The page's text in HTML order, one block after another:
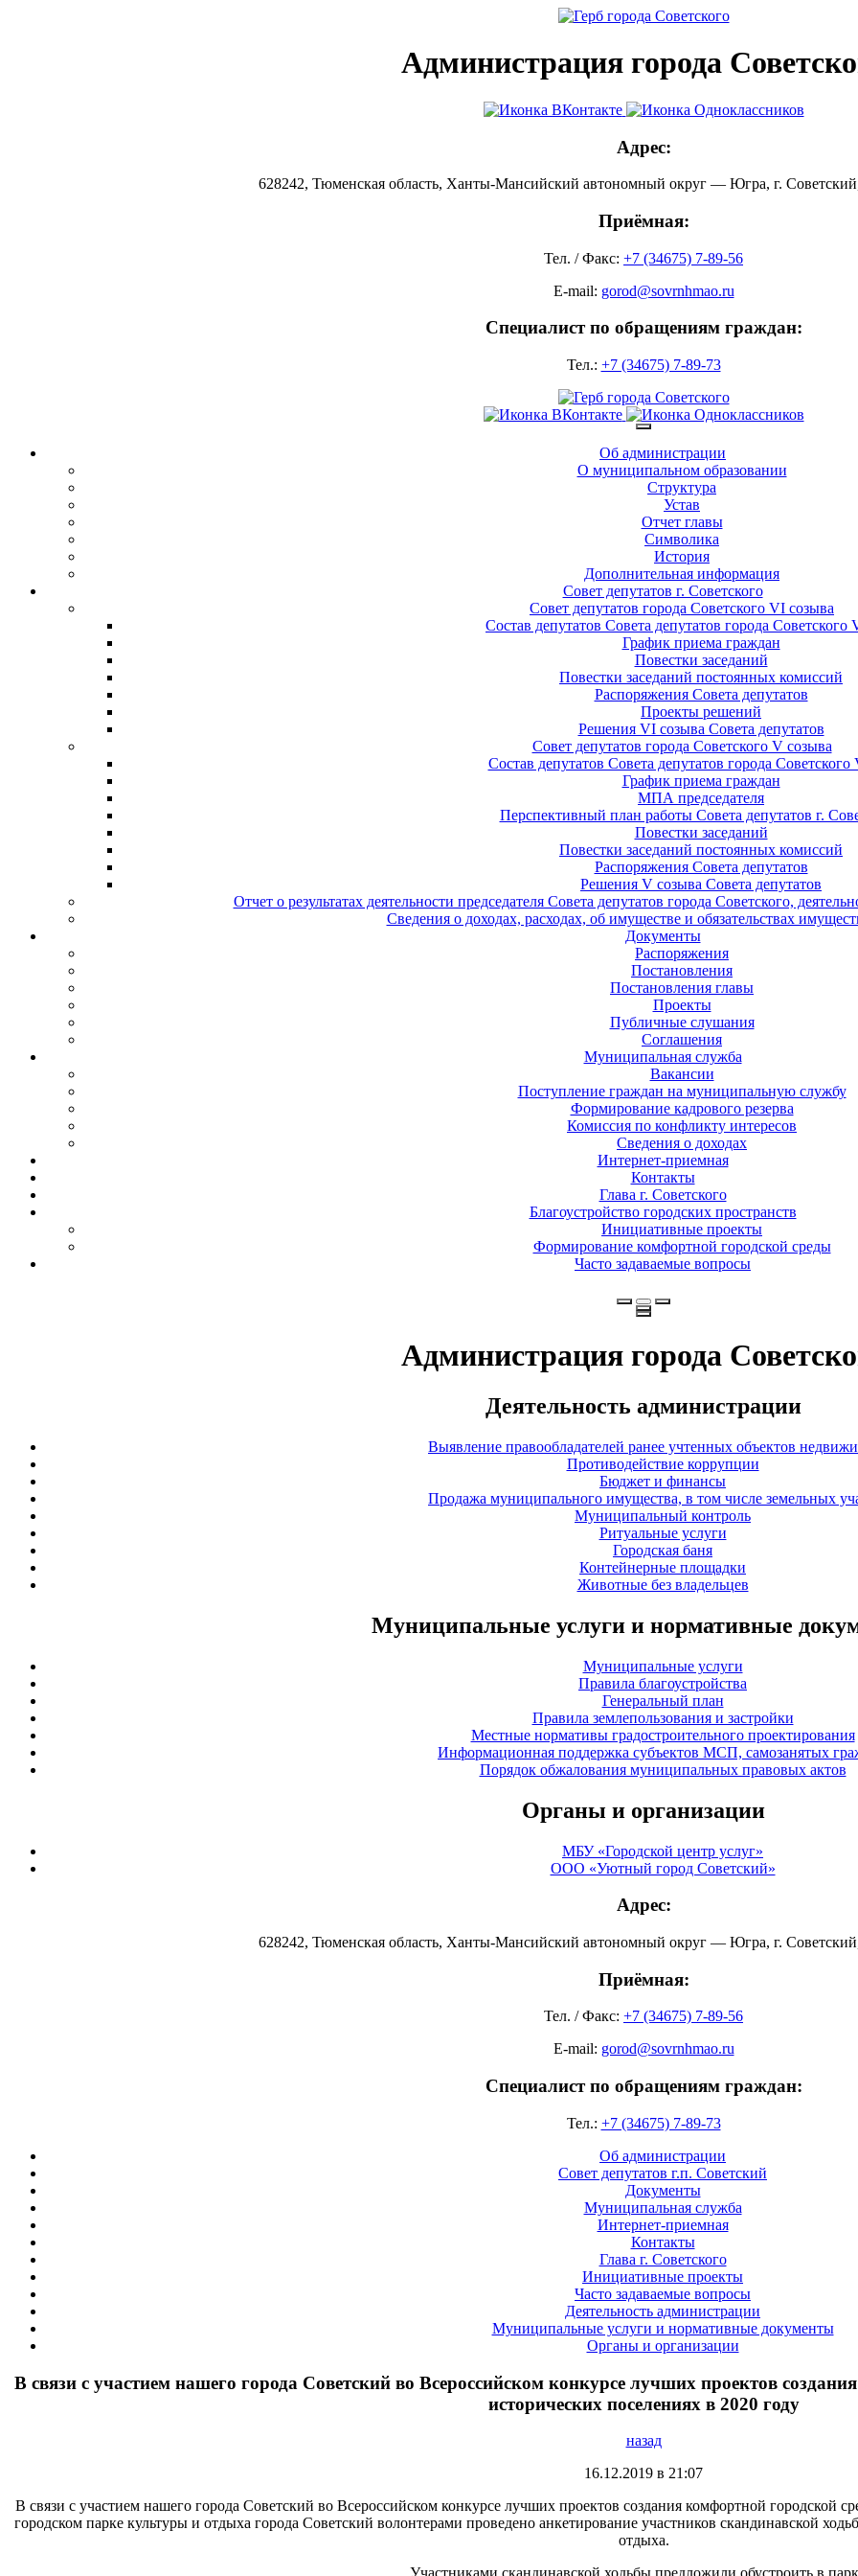
Администрация города
Адрес:
628242, Тюменская область, Ханты-Мансийский автономный округ — Югра, г.
Приёмная:
Тел. / Факс: +7 (34675) 7-89-56
E-mail: gorod@sovrnhmao.ru
Специалист по обращениям граждан:
Тел.: +7 (34675) 7-89-73
Об администрации
О муниципальном образовании
Структура
Устав
Отчет главы
Символика
История
Дополнительная информация
Совет депутатов г. Советского
Совет депутатов города Советского VI созыва
Состав депутатов Совета депутатов города Советского
График приема граждан
Повестки заседаний
Повестки заседаний постоянных комиссий
Распоряжения Совета депутатов
Проекты решений
Решения VI созыва Совета депутатов
Совет депутатов города Советского V созыва
Состав депутатов Совета депутатов города Советского
График приема граждан
МПА председателя
Перспективный план работы Совета депутатов г.
Повестки заседаний
Повестки заседаний постоянных комиссий
Распоряжения Совета депутатов
Решения V созыва Совета депутатов
Отчет о результатах деятельности председателя Совета депутатов города Советского,
Сведения о доходах, расходах, об имуществе и обязательствах
Документы
Распоряжения
Постановления
Постановления главы
Проекты
Публичные слушания
Соглашения
Муниципальная служба
Вакансии
Поступление граждан на муниципальную службу
Формирование кадрового резерва
Комиссия по конфликту интересов
Сведения о доходах
Интернет-приемная
Контакты
Глава г. Советского
Благоустройство городских пространств
Инициативные проекты
Формирование комфортной городской среды
Часто задаваемые вопросы
Администрация города
Деятельность администрации
Выявление правообладателей ранее учтенных объектов
Противодействие коррупции
Бюджет и финансы
Продажа муниципального имущества, в том числе земельных
Муниципальный контроль
Ритуальные услуги
Городская баня
Контейнерные площадки
Животные без владельцев
Муниципальные услуги и нормативные
Муниципальные услуги
Правила благоустройства
Генеральный план
Правила землепользования и застройки
Местные нормативы градостроительного проектирования
Информационная поддержка субъектов МСП, самозанятых
Порядок обжалования муниципальных правовых актов
Органы и организации
МБУ «Городской центр услуг»
ООО «Уютный город Советский»
Адрес:
628242, Тюменская область, Ханты-Мансийский автономный округ — Югра, г.
Приёмная:
Тел. / Факс: +7 (34675) 7-89-56
E-mail: gorod@sovrnhmao.ru
Специалист по обращениям граждан:
Тел.: +7 (34675) 7-89-73
Об администрации
Совет депутатов г.п. Советский
Документы
Муниципальная служба
Интернет-приемная
Контакты
Глава г. Советского
Инициативные проекты
Часто задаваемые вопросы
Деятельность администрации
Муниципальные услуги и нормативные документы
Органы и организации
В связи с участием нашего города Советский во Всероссийском конкурсе лучших проектов
исторических поселениях в 2020 году
назад
16.12.2019 в 21:07
В связи с участием нашего города Советский во Всероссийском конкурсе лучших проектов создания комфортной городской
городском парке культуры и отдыха города Советский волонтерами проведено анкетирование участников скандинавской
отдыха.